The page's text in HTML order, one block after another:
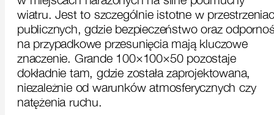
wiatru. Jest to szczególnie istotne w
publicznych, gdzie bezpieczeństwo oraz
na przypadkowe przesunięcia mają kluczowe
znaczenie. Grande 100×100×50 pozostaje
dokładnie tam, gdzie została zaprojektowana,
niezależnie od warunków atmosferycznych czy
natężenia ruchu.